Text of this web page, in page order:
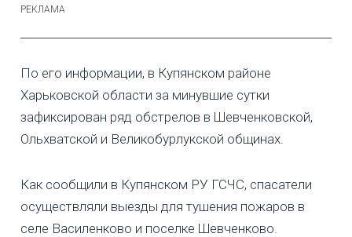
По его информации, в Купянском районе
Харьковской области за минувшие сутки
зафиксирован ряд обстрелов в Шевченковской,
Ольхватской и Великобурлукской общинах.
Как сообщили в Купянском РУ ГСЧС, спасатели
осуществляли выезды для тушения пожаров в
селе Василенково и поселке Шевченково.